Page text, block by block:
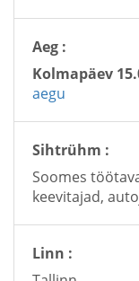
Aeg :
Kolmapäev
aegu
Sihtrühm :
Soomes
keevitajad,
Linn :